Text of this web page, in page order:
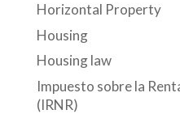
Horizontal Property
Housing
Housing law
Impuesto sobre la
(IRNR)